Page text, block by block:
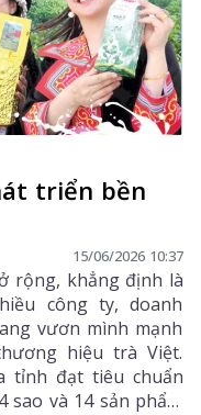
triển bền
15/06/2026 10:37
rộng, khẳng định là
công ty, doanh
vươn mình mạnh
hiệu trà Việt.
tỉnh đạt tiêu chuẩn
sao và 14 sản phẩm